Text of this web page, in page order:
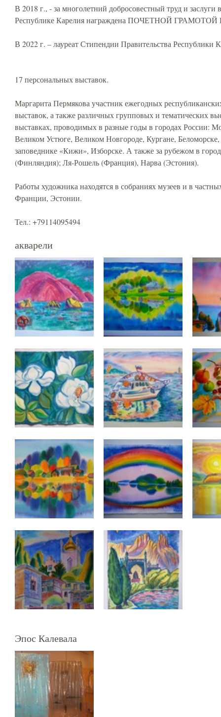
В 2018 г., - за многолетний добросовестный труд и заслуги
Республике Карелия награждена ПОЧЕТНОЙ
В 2022 г. – лауреат Стипендии Правительства Республики
17 персональных выставок.
Маргарита Пермякова участник ежегодных
выставок, а также различных групповых и тематических
выставках, проводимых в разные годы в городах России:
Великом Устюге, Великом Новгороде, Кургане,
заповеднике «Кижи», Изборске. А также за рубежом в
(Финляндия); Ля-Рошель (Франция), Нарва (Эстония).
Работы художника находятся в собраниях музеев и в
Франции, Эстонии.
Тел.: +79114095494
акварели
Эпос Калевала